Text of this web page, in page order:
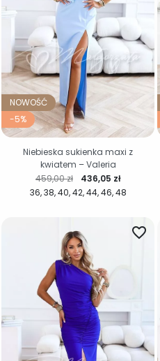
NOWOŚĆ
-5%
36 38 40 42 44 46 48
Cena regularna
459,00 zł Cena
436,05 zł
Niebieska sukienka maxi z
kwiatem – Valeria
favorite_border